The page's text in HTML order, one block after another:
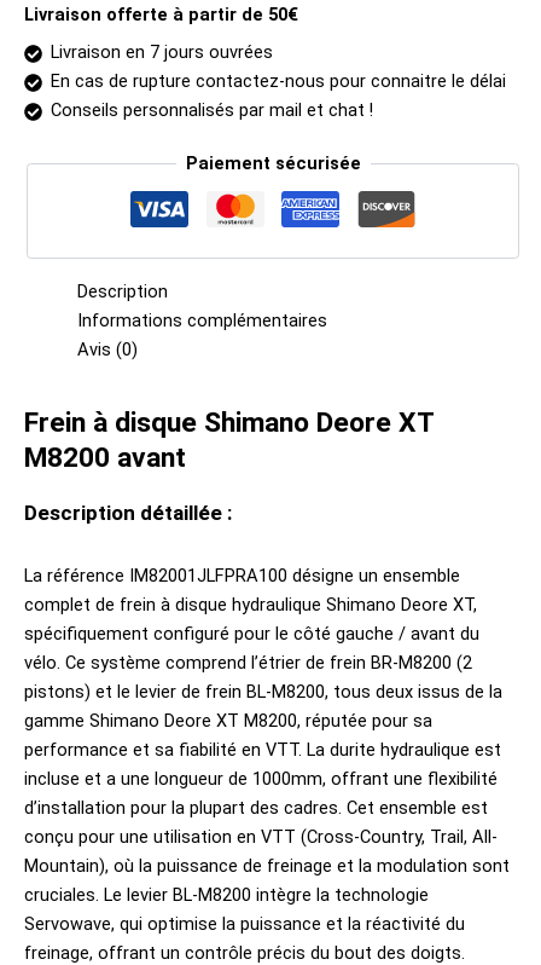
Livraison offerte à partir de 50€
Livraison en 7 jours ouvrées
En cas de rupture contactez-nous pour connaitre le délai
Conseils personnalisés par mail et chat !
Paiement sécurisée
Description
Informations complémentaires
Avis (0)
Frein à disque Shimano Deore XT
M8200 avant
Description détaillée :
La référence IM82001JLFPRA100 désigne un ensemble
complet de frein à disque hydraulique Shimano Deore XT,
spécifiquement configuré pour le côté gauche / avant du
vélo. Ce système comprend l’étrier de frein BR-M8200 (2
pistons) et le levier de frein BL-M8200, tous deux issus de la
gamme Shimano Deore XT M8200, réputée pour sa
performance et sa fiabilité en VTT. La durite hydraulique est
incluse et a une longueur de 1000mm, offrant une flexibilité
d’installation pour la plupart des cadres. Cet ensemble est
conçu pour une utilisation en VTT (Cross-Country, Trail, All-
Mountain), où la puissance de freinage et la modulation sont
cruciales. Le levier BL-M8200 intègre la technologie
Servowave, qui optimise la puissance et la réactivité du
freinage, offrant un contrôle précis du bout des doigts.